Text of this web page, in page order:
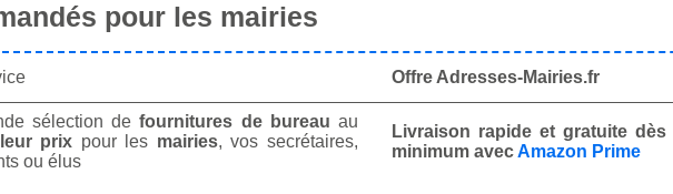
pour les mairies
Offre Adresses-Mairies.fr
sélection defournitures de bureau au
prix pour les mairies, vos secrétaires,
ou élus
Livraison rapide et gratuite
minimum avecAmazon Prime